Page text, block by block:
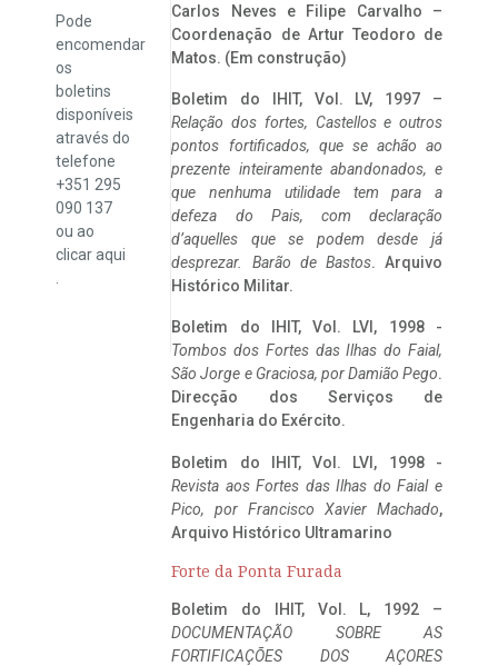
Pode
encomendar
os
boletins
disponíveis
através do
telefone
+351 295
090 137
ou ao
clicaraqui
Carlos Neves e Filipe Carvalho –
Coordenação de Artur Teodoro de
Matos. (Em construção)
Boletim do IHIT, Vol. LV, 1997 –
Relação dos fortes, Castellos e outros
pontos fortificados, que se achão ao
prezente inteiramente abandonados, e
que nenhuma utilidade tem para a
defeza do Pais, com declaração
d’aquelles que se podem desde já
desprezar. Barão de Bastos. Arquivo
Histórico Militar.
Boletim do IHIT, Vol. LVI, 1998 -
Tombos dos Fortes das Ilhas do Faial,
São Jorge e Graciosa, por Damião Pego.
Direcção dos Serviços de
Engenharia do Exército.
Boletim do IHIT, Vol. LVI, 1998 -
Revista aos Fortes das Ilhas do Faial e
Pico, por Francisco Xavier Machado,
Arquivo Histórico Ultramarino
Forte da Ponta Furada
Boletim do IHIT, Vol. L, 1992 –
DOCUMENTAÇÃO SOBRE AS
FORTIFICAÇÕES DOS AÇORES